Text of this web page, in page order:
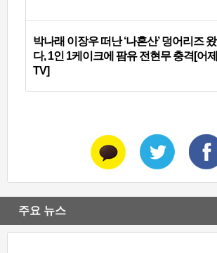
박나래 이장우 떠난 ‘나혼산’ 덩어리즈 왔
다, 1인 1케이크에 팜유 전현무 충격[어제
TV]
주요 뉴스